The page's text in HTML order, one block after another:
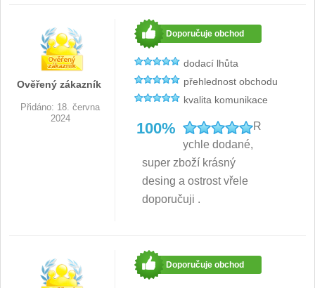
Ověřený zákazník
Přidáno: 18. června
2024
Doporučuje obchod
dodací lhůta
přehlednost obchodu
kvalita komunikace
100%
R
ychle dodané,
super zboží krásný
desing a ostrost vřele
doporučuji .
Doporučuje obchod